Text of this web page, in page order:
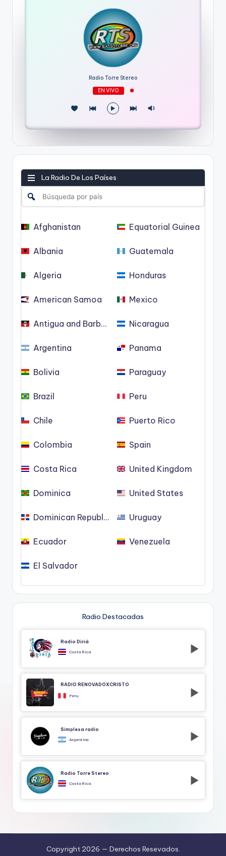
Radio Torre Stereo
EN VIVO
La Radio De Los Países
Afghanistan
Albania
Algeria
American Samoa
Antigua and Barbuda
Argentina
Bolivia
Brazil
Chile
Colombia
Costa Rica
Dominica
Dominican Republic
Ecuador
El Salvador
Equatorial Guinea
Guatemala
Honduras
Mexico
Nicaragua
Panama
Paraguay
Peru
Puerto Rico
Spain
United Kingdom
United States
Uruguay
Venezuela
Radio Destacadas
Radio Diriá
Costa Rica
RADIO RENOVADOXCRISTO
Peru
Simplesa radio
Argentina
Radio Torre Stereo
Costa Rica
Copyright 2026 — Derechos Resevados.